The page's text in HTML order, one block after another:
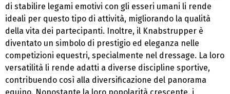
di stabilire legami emotivi con gli esseri umani li rende
ideali per questo tipo di attività, migliorando la qualità
della vita dei partecipanti. Inoltre, il Knabstrupper è
diventato un simbolo di prestigio ed eleganza nelle
competizioni equestri, specialmente nel dressage. La loro
versatilità li rende adatti a diverse discipline sportive,
contribuendo così alla diversificazione del panorama